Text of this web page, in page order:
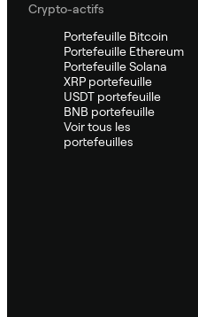
Crypto-actifs
Portefeuille Bitcoin
Portefeuille Ethereum
Portefeuille Solana
XRP portefeuille
USDT portefeuille
BNB portefeuille
Voir tous les
portefeuilles